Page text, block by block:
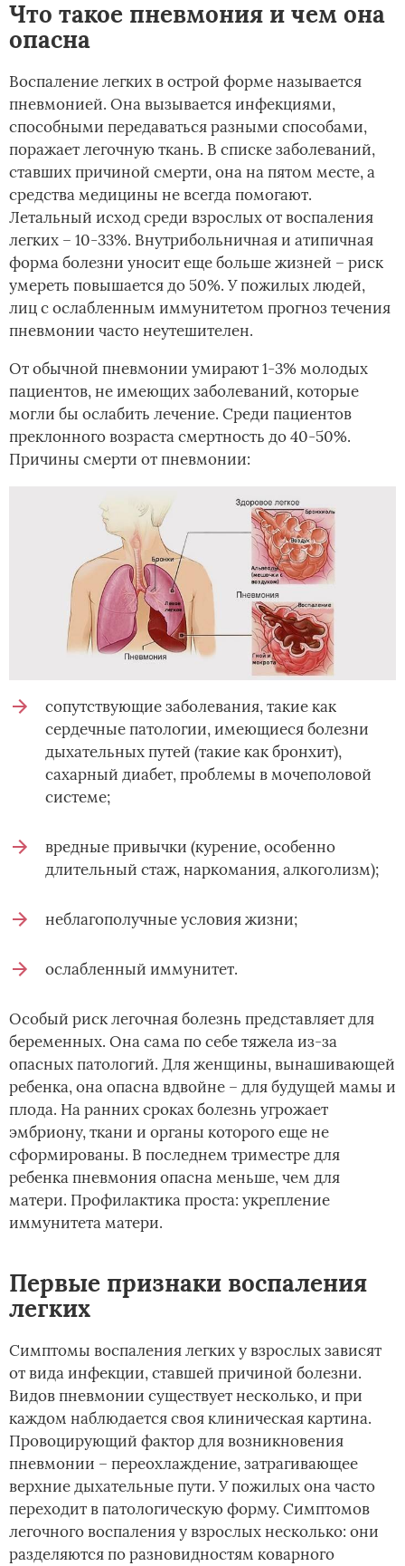
Что такое пневмония и чем она
опасна
Воспаление легких в острой форме называется
пневмонией. Она вызывается инфекциями,
способными передаваться разными способами,
поражает легочную ткань. В списке заболеваний,
ставших причиной смерти, она на пятом месте, а
средства медицины не всегда помогают.
Летальный исход среди взрослых от воспаления
легких – 10-33%. Внутрибольничная и атипичная
форма болезни уносит еще больше жизней – риск
умереть повышается до 50%. У пожилых людей,
лиц с ослабленным иммунитетом прогноз течения
пневмонии часто неутешителен.
От обычной пневмонии умирают 1-3% молодых
пациентов, не имеющих заболеваний, которые
могли бы ослабить лечение. Среди пациентов
преклонного возраста смертность до 40-50%.
Причины смерти от пневмонии:
сопутствующие заболевания, такие как
сердечные патологии, имеющиеся болезни
дыхательных путей (такие как бронхит),
сахарный диабет, проблемы в мочеполовой
системе;
вредные привычки (курение, особенно
длительный стаж, наркомания, алкоголизм);
неблагополучные условия жизни;
ослабленный иммунитет.
Особый риск легочная болезнь представляет для
беременных. Она сама по себе тяжела из-за
опасных патологий. Для женщины, вынашивающей
ребенка, она опасна вдвойне – для будущей мамы и
плода. На ранних сроках болезнь угрожает
эмбриону, ткани и органы которого еще не
сформированы. В последнем триместре для
ребенка пневмония опасна меньше, чем для
матери. Профилактика проста: укрепление
иммунитета матери.
Первые признаки воспаления
легких
Симптомы воспаления легких у взрослых зависят
от вида инфекции, ставшей причиной болезни.
Видов пневмонии существует несколько, и при
каждом наблюдается своя клиническая картина.
Провоцирующий фактор для возникновения
пневмонии – переохлаждение, затрагивающее
верхние дыхательные пути. У пожилых она часто
переходит в патологическую форму. Симптомов
легочного воспаления у взрослых несколько: они
разделяются по разновидностям коварного